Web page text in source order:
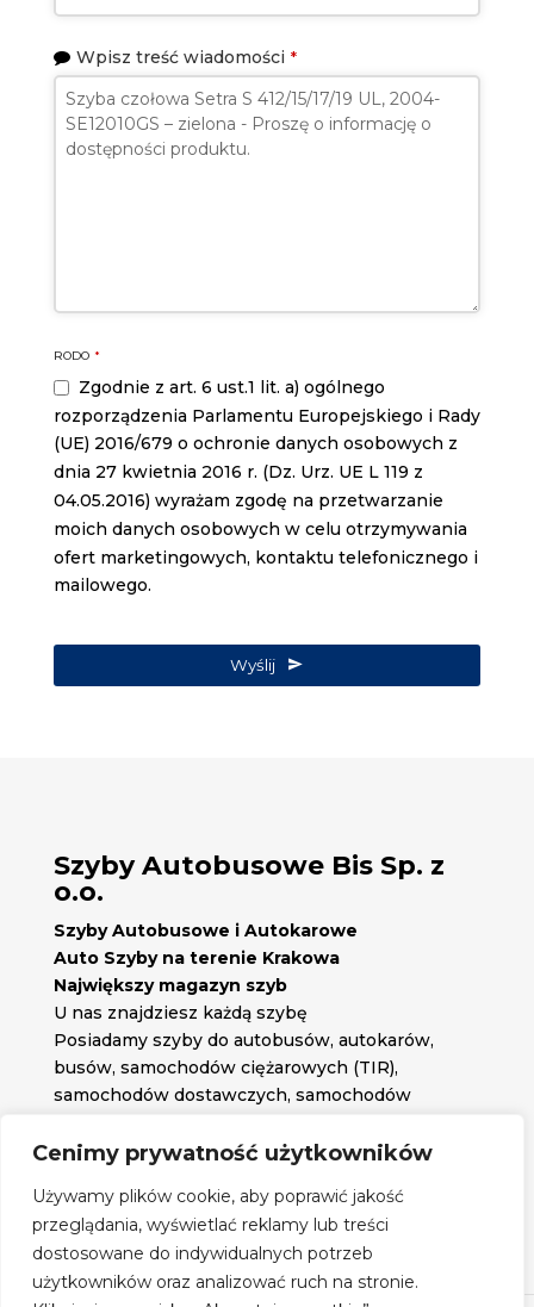
Cenimy prywatność użytkowników
Używamy plików cookie, aby poprawić jakość
przeglądania, wyświetlać reklamy lub treści
dostosowane do indywidualnych potrzeb
użytkowników oraz analizować ruch na stronie.
Wpisz treść wiadomości *
RODO *
Zgodnie z art. 6 ust.1 lit. a) ogólnego
rozporządzenia Parlamentu Europejskiego i Rady
(UE) 2016/679 o ochronie danych osobowych z
dnia 27 kwietnia 2016 r. (Dz. Urz. UE L 119 z
04.05.2016) wyrażam zgodę na przetwarzanie
moich danych osobowych w celu otrzymywania
ofert marketingowych, kontaktu telefonicznego i
mailowego.
Wyślij
Szyby Autobusowe Bis Sp. z
o.o.
Szyby Autobusowe i Autokarowe
Auto Szyby na terenie Krakowa
Największy magazyn szyb
U nas znajdziesz każdą szybę
Posiadamy szyby do autobusów, autokarów,
busów, samochodów ciężarowych (TIR),
samochodów dostawczych, samochodów
potrzebujesz.
Znajdź nas na: 
Obserwuj nas na:
Regulamin zakupów